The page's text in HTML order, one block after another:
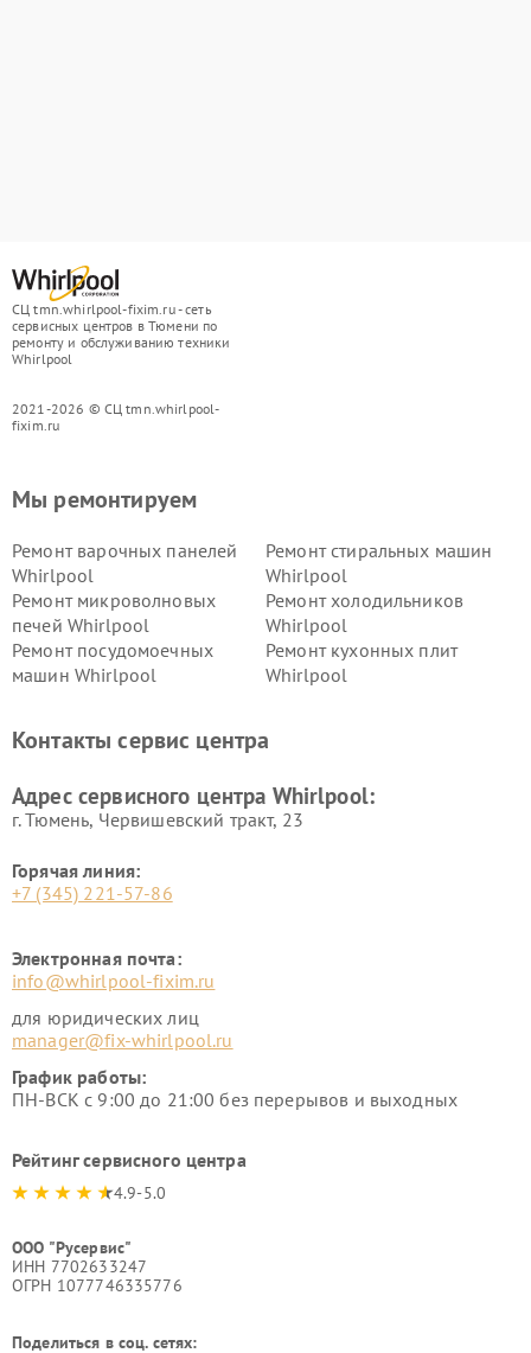
СЦ tmn.whirlpool-fixim.ru - сеть
сервисных центров в Тюмени по
ремонту и обслуживанию техники
Whirlpool
2021-2026 © СЦ tmn.whirlpool-
fixim.ru
Мы ремонтируем
Ремонт варочных панелей
Whirlpool
Ремонт стиральных машин
Whirlpool
Ремонт микроволновых
печей Whirlpool
Ремонт холодильников
Whirlpool
Ремонт посудомоечных
машин Whirlpool
Ремонт кухонных плит
Whirlpool
Контакты сервис центра
Адрес сервисного центра Whirlpool:
г. Тюмень, ​Червишевский тракт, 23
Горячая линия:
+7 (345) 221-57-86
Электронная почта:
info@whirlpool-fixim.ru
для юридических лиц
manager@fix-whirlpool.ru
График работы:
ПН-ВСК с 9:00 до 21:00 без перерывов и выходных
Рейтинг сервисного центра
4.9-5.0
ООО "Русервис"
ИНН 7702633247
ОГРН 1077746335776
Поделиться в соц. сетях: